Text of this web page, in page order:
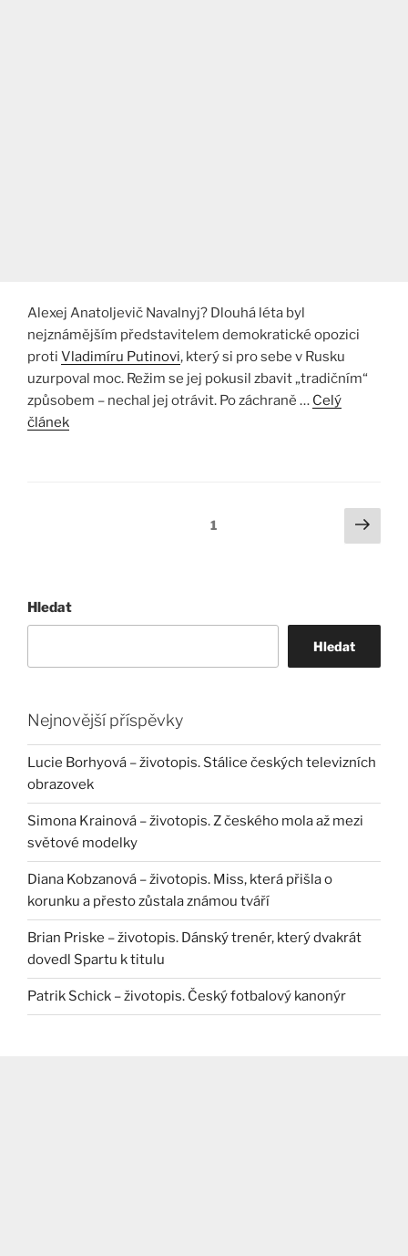
Alexej Anatoljevič Navalnyj? Dlouhá léta byl
nejznámějším představitelem demokratické opozici
proti Vladimíru Putinovi, který si pro sebe v Rusku
uzurpoval moc. Režim se jej pokusil zbavit „tradičním“
způsobem – nechal jej otrávit. Po záchraně … Celý
článek
Stránka:1
Další
Hledat
Hledat
Nejnovější příspěvky
Lucie Borhyová – životopis. Stálice českých televizních
obrazovek
Simona Krainová – životopis. Z českého mola až mezi
světové modelky
Diana Kobzanová – životopis. Miss, která přišla o
korunku a přesto zůstala známou tváří
Brian Priske – životopis. Dánský trenér, který dvakrát
dovedl Spartu k titulu
Patrik Schick – životopis. Český fotbalový kanonýr